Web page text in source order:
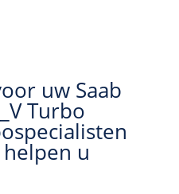
uw Saab
Turbo
helpen u